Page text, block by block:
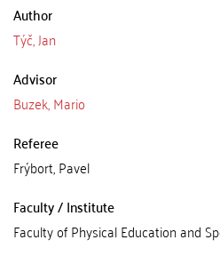
Author
Týč, Jan
Advisor
Buzek, Mario
Referee
Frýbort, Pavel
Faculty / Institute
Faculty of Physical Education and